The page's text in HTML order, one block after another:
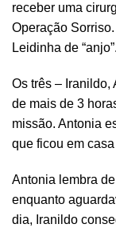
receber uma
Operação
Leidinha de “anjo”.
Os três – Iranildo,
de mais de 3
missão. Antonia
que ficou em
Antonia lembra
enquanto
dia, Iranildo